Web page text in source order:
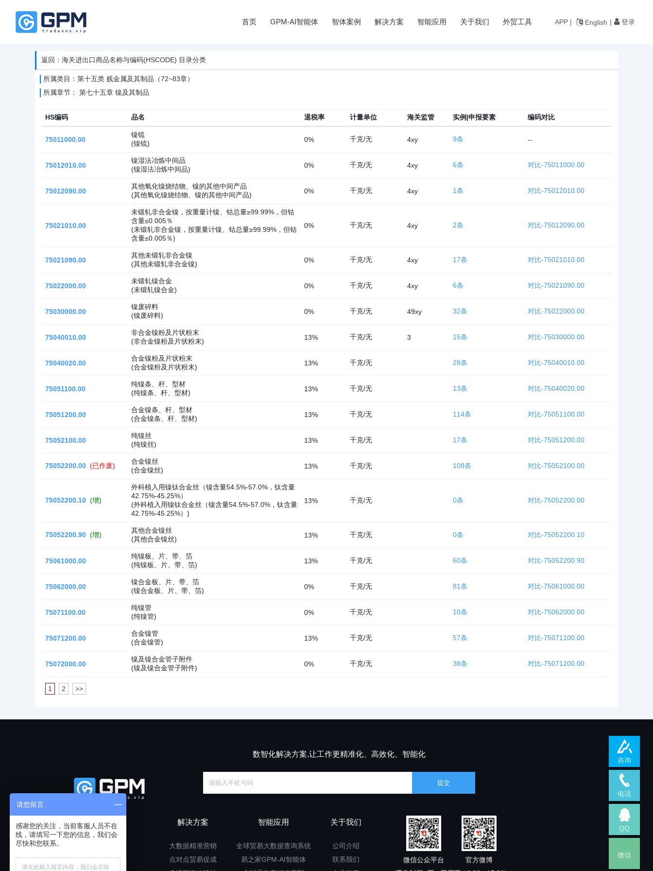
首页 GPM-AI智能体 智体案例 解决方案 智能应用 关于我们 外贸工具 APP | English | 登录
返回：海关进出口商品名称与编码(HSCODE) 目录分类
所属类目：第十五类 贱金属及其制品（72~83章）
所属章节： 第七十五章 镍及其制品
HS编码 品名 退税率 计量单位 海关监管 实例|申报要素 编码对比
75011000.00
镍锍
(镍锍)
0% 千克/无 4xy 9条 --
75012010.00
镍湿法冶炼中间品
(镍湿法冶炼中间品)
0% 千克/无 4xy 6条 对比-75011000.00
75012090.00
其他氧化镍烧结物、镍的其他中间产品
(其他氧化镍烧结物、镍的其他中间产品)
0% 千克/无 4xy 1条 对比-75012010.00
75021010.00
未锻轧非合金镍，按重量计镍、钴总量≥99.99%，但钴
含量≤0.005％
(未锻轧非合金镍，按重量计镍、钴总量≥99.99%，但钴
含量≤0.005％)
0% 千克/无 4xy 2条 对比-75012090.00
75021090.00
其他未锻轧非合金镍
(其他未锻轧非合金镍)
0% 千克/无 4xy 17条 对比-75021010.00
75022000.00
未锻轧镍合金
(未锻轧镍合金)
0% 千克/无 4xy 6条 对比-75021090.00
75030000.00
镍废碎料
(镍废碎料)
0% 千克/无 49xy 32条 对比-75022000.00
75040010.00
非合金镍粉及片状粉末
(非合金镍粉及片状粉末)
13% 千克/无 3 15条 对比-75030000.00
75040020.00
合金镍粉及片状粉末
(合金镍粉及片状粉末)
13% 千克/无 28条 对比-75040010.00
75051100.00
纯镍条、杆、型材
(纯镍条、杆、型材)
13% 千克/无 13条 对比-75040020.00
75051200.00
合金镍条、杆、型材
(合金镍条、杆、型材)
13% 千克/无 114条 对比-75051100.00
75052100.00
纯镍丝
(纯镍丝)
13% 千克/无 17条 对比-75051200.00
75052200.00 (已作废)
合金镍丝
(合金镍丝)
13% 千克/无 108条 对比-75052100.00
75052200.10 (增)
外科植入用镍钛合金丝（镍含量54.5%-57.0%，钛含量
42.75%-45.25%）
(外科植入用镍钛合金丝（镍含量54.5%-57.0%，钛含量
42.75%-45.25%）)
13% 千克/无 0条 对比-75052200.00
75052200.90 (增)
其他合金镍丝
(其他合金镍丝)
13% 千克/无 0条 对比-75052200.10
75061000.00
纯镍板、片、带、箔
(纯镍板、片、带、箔)
13% 千克/无 60条 对比-75052200.90
75062000.00
镍合金板、片、带、箔
(镍合金板、片、带、箔)
0% 千克/无 81条 对比-75061000.00
75071100.00
纯镍管
(纯镍管)
0% 千克/无 10条 对比-75062000.00
75071200.00
合金镍管
(合金镍管)
13% 千克/无 57条 对比-75071100.00
75072000.00
镍及镍合金管子附件
(镍及镍合金管子附件)
0% 千克/无 38条 对比-75071200.00
1 2 >>
数智化解决方案,让工作更精准化、高效化、智能化
解决方案
大数据精准营销
点对点贸易促成
智能应用
全球贸易大数据查询系统
易之家GPM-AI智能体
关于我们
公司介绍
联系我们
微信公众平台
官方微博
咨询
电话
QQ
微信
请您留言
感谢您的关注，当前客服人员不在
线，请填写一下您的信息，我们会
尽快和您联系。